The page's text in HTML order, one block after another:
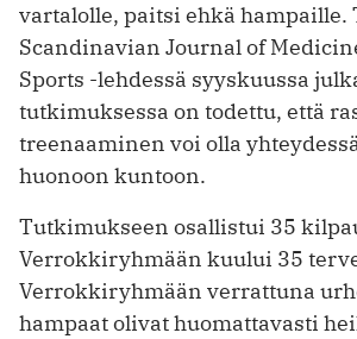
vartalolle, paitsi ehkä hampaille.
Scandinavian Journal of
Sports -lehdessä syyskuussa
tutkimuksessa on todettu, että
treenaaminen voi olla
huonoon kuntoon.
Tutkimukseen osallistui 35
Verrokkiryhmään kuului 35
Verrokkiryhmään verrattuna
hampaat olivat huomattavasti